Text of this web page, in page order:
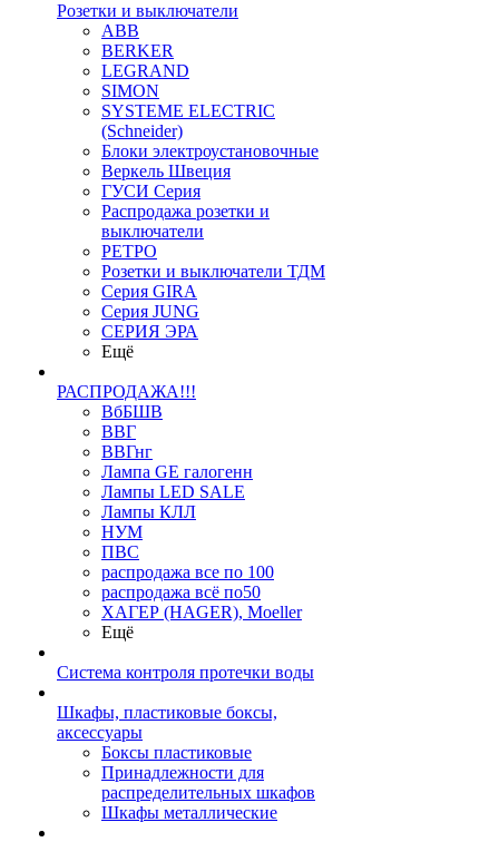
Розетки и выключатели
ABB
BERKER
LEGRAND
SIMON
SYSTEME ELECTRIC
(Schneider)
Блоки электроустановочные
Веркель Швеция
ГУСИ Серия
Распродажа розетки и
выключатели
РЕТРО
Розетки и выключатели ТДМ
Серия GIRA
Серия JUNG
СЕРИЯ ЭРА
Ещё
РАСПРОДАЖА!!!
ВбБШВ
ВВГ
ВВГнг
Лампа GE галогенн
Лампы LED SALE
Лампы КЛЛ
НУМ
ПВС
распродажа все по 100
распродажа всё по50
ХАГЕР (HAGER), Moeller
Ещё
Система контроля протечки воды
Шкафы, пластиковые боксы,
аксессуары
Боксы пластиковые
Принадлежности для
распределительных шкафов
Шкафы металлические